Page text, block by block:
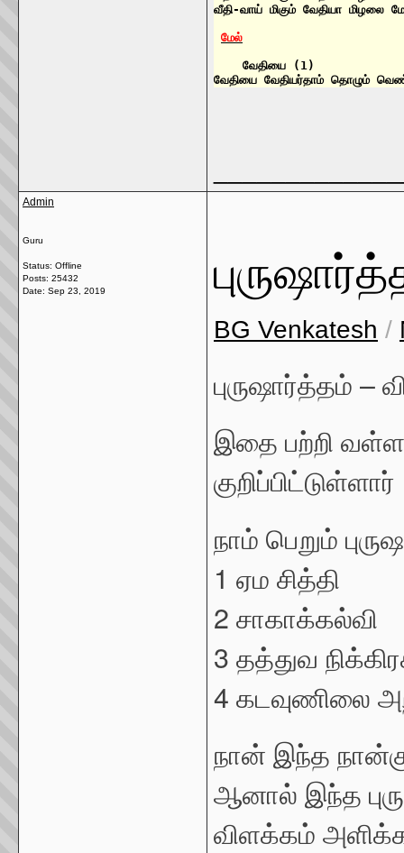
வீதி-வாய் மிகும் வேதியா மிழலை
மேல்
    வேதியை (1)
வேதியை வேதியர்தாம் தொழும்
Admin
Guru
Status: Offline
Posts: 25432
Date: Sep 23, 2019
BG Venkatesh /
புருஷார்த்தம் –
இதை பற்றி
குறிப்பிட்டுள்ளார்
நாம் பெறும்
1 ஏம சித்தி
2 சாகாக்கல்வி
3 தத்துவ
4 கடவுணிலை
நான் இந்த நான்கு
ஆனால் இந்த
விளக்கம்